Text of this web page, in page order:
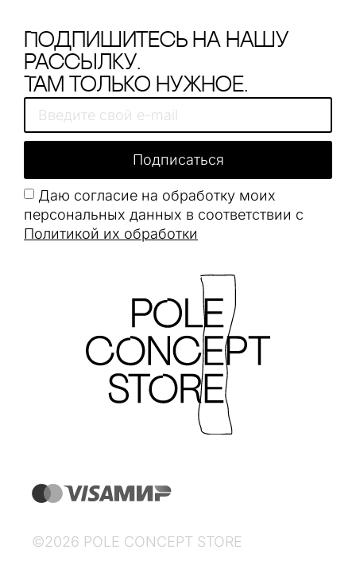
Подпишитесь на нашу
рассылку.
Там только нужное.
Даю согласие на обработку моих
персональных данных в соответствии с
Политикой их обработки
Подписаться
©2026 POLE CONCEPT STORE